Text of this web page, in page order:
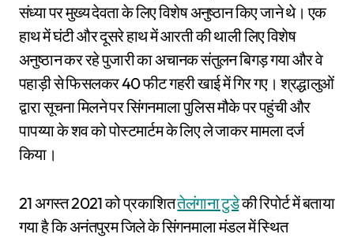
संध्या पर मुख्य देवता के लिए विशेष अनुष्ठान किए जाने थे। एक
हाथ में घंटी और दूसरे हाथ में आरती की थाली लिए विशेष
अनुष्ठान कर रहे पुजारी का अचानक संतुलन बिगड़ गया और वे
पहाड़ी से फिसलकर 40 फीट गहरी खाई में गिर गए। श्रद्धालुओं
द्वारा सूचना मिलने पर सिंगनमाला पुलिस मौके पर पहुंची और
पापय्या के शव को पोस्टमार्टम के लिए ले जाकर मामला दर्ज
किया।
21 अगस्त 2021 को प्रकाशिततेलंगाना टुडेकी रिपोर्ट में बताया
गया है कि अनंतपुरम जिले के सिंगनमाला मंडल में स्थित